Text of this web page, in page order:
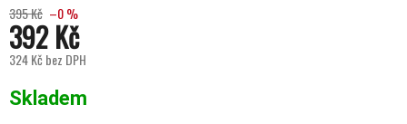
395 Kč –0 %
392 Kč
324 Kč bez DPH
Skladem